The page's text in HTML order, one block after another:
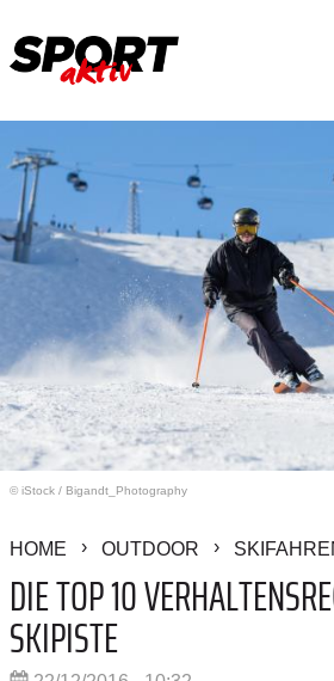
© iStock / Bigandt_Photography
HOME OUTDOOR
DIE TOP 10
SKIPISTE